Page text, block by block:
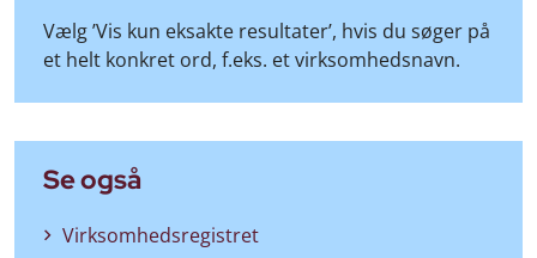
Vælg ’Vis kun eksakte resultater’, hvis du søger på
et helt konkret ord, f.eks. et virksomhedsnavn.
Se også
Virksomhedsregistret